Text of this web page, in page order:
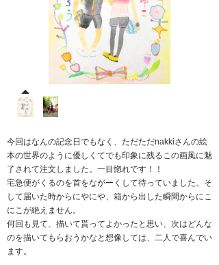
今回はなんの記念日でもなく、ただただnakkiさんの絵
本の世界のように優しくてでも印象に残るこの画風に魅
了されて注文しました。一目惚れです！！
宅急便がくるのを首をながーくして待っていました。そ
して届いた時からにやにや、箱から出した瞬間からにこ
にこが絶えません。
何回も見て、描いて貰ってよかったと思い、次はどんな
のを描いてもらおうかなと想像しては、二人で喜んでい
ます。